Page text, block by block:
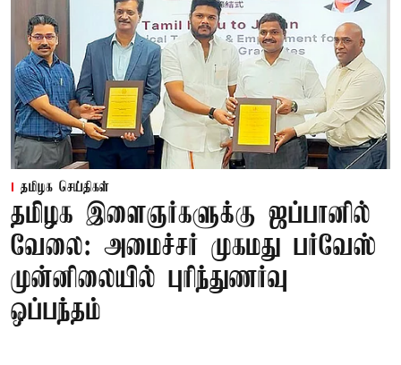
தமிழக செய்திகள்
தமிழக இளைஞர்களுக்கு ஜப்பானில்
வேலை: அமைச்சர் முகமது பர்வேஸ்
முன்னிலையில் புரிந்துணர்வு
ஒப்பந்தம்